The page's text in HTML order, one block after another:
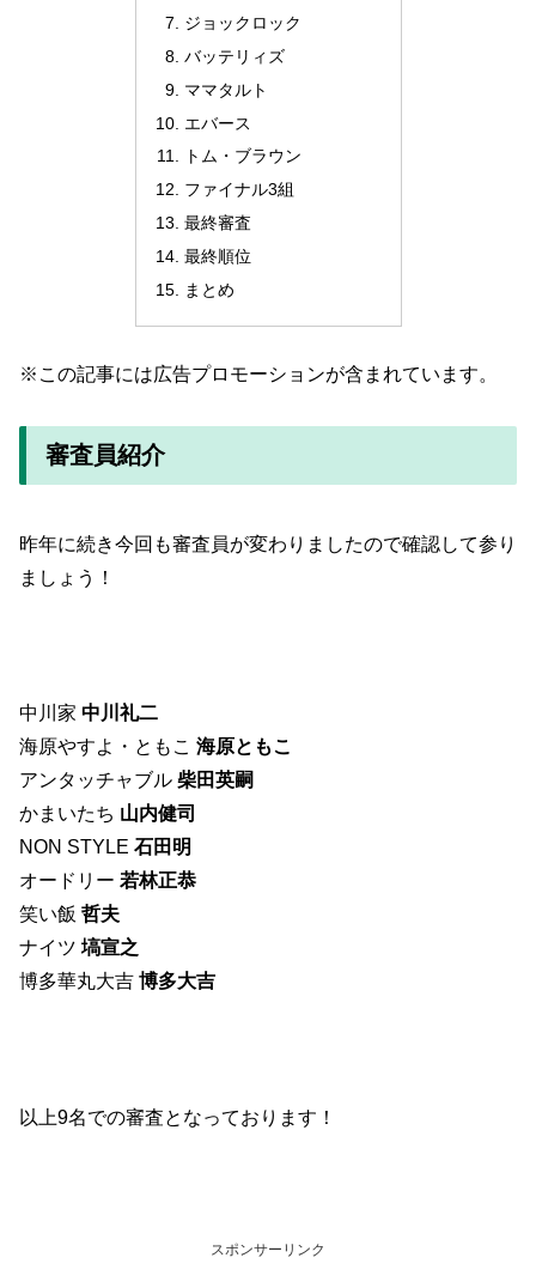
ジョックロック
バッテリィズ
ママタルト
エバース
トム・ブラウン
ファイナル3組
最終審査
最終順位
まとめ
※この記事には広告プロモーションが含まれています。
審査員紹介
昨年に続き今回も審査員が変わりましたので確認して参り
ましょう！
中川家 中川礼二
海原やすよ・ともこ 海原ともこ
アンタッチャブル 柴田英嗣
かまいたち 山内健司
NON STYLE 石田明
オードリー 若林正恭
笑い飯 哲夫
ナイツ 塙宣之
博多華丸大吉 博多大吉
以上9名での審査となっております！
スポンサーリンク